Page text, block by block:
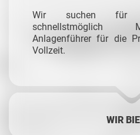
Wir suchen für
schnellstmöglich
Anlagenführer für die
Vollzeit.
WIR